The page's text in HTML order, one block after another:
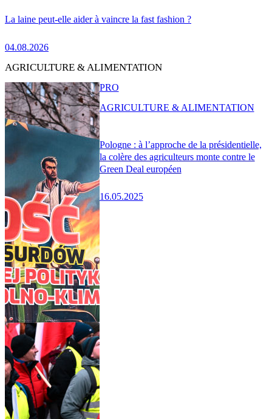
La laine peut-elle aider à vaincre la fast fashion ?
04.08.2026
AGRICULTURE & ALIMENTATION
Pologne : à l’approche de la présidentielle,
la colère des agriculteurs monte contre le
Green Deal européen
16.05.2025
PRO
AGRICULTURE & ALIMENTATION